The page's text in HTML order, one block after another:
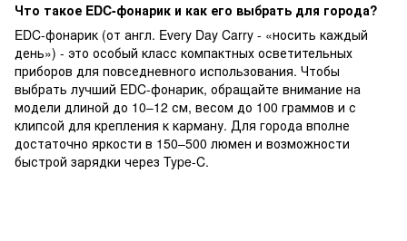
Что такое EDC-фонарик и как его выбрать для города?
EDC-фонарик (от англ. Every Day Carry - «носить каждый
день») - это особый класс компактных осветительных
приборов для повседневного использования. Чтобы
выбрать лучший EDC-фонарик, обращайте внимание на
модели длиной до 10–12 см, весом до 100 граммов и с
клипсой для крепления к карману. Для города вполне
достаточно яркости в 150–500 люмен и возможности
быстрой зарядки через Type-C.